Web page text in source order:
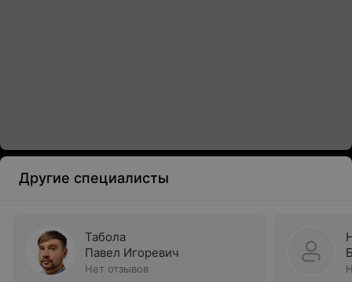
Другие специалисты
Табола
Павел Игоревич
Нет отзывов